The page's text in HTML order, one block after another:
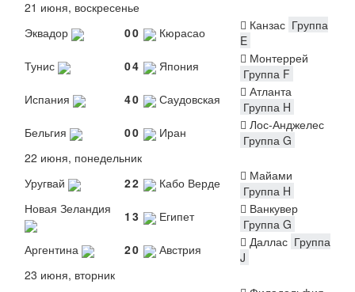
21 июня, воскресенье
Эквадор
00 Кюрасао Канзас Группа
E
Тунис
04 Япония
Монтеррей
Группа F
Испания
40 Саудовская
Атланта
Группа H
Бельгия
00 Иран
Лос-Анджелес
Группа G
22 июня, понедельник
Уругвай
22 Кабо Верде
Майами
Группа H
Новая Зеландия
1 3 Египет
Ванкувер
Группа G
Аргентина
20 Австрия Даллас Группа
J
23 июня, вторник